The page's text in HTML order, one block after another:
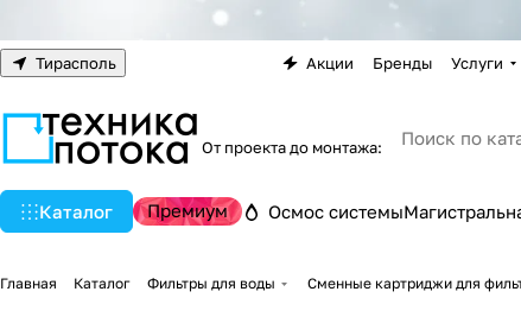
Тирасполь Акции Бренды Услуги
От проекта до монтажа:
Каталог Премиум Осмос системы
Главная Каталог Фильтры для воды Сменные картриджи для